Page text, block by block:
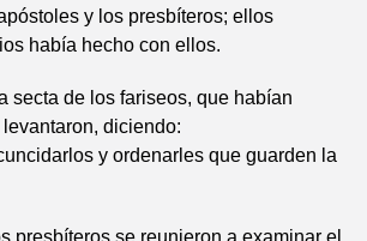
y los presbíteros; ellos
había hecho con ellos.
secta de los fariseos, que habían
diciendo:
y ordenarles que guarden la